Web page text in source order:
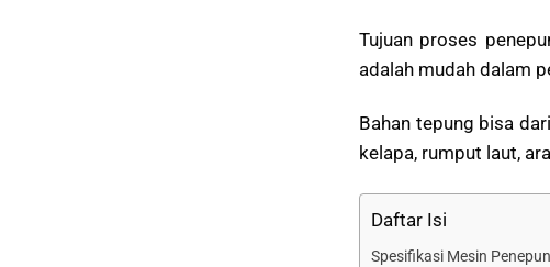
Tujuan proses
adalah mudah dalam
Bahan tepung bisa
kelapa, rumput laut,
Daftar Isi
Spesifikasi Mesin